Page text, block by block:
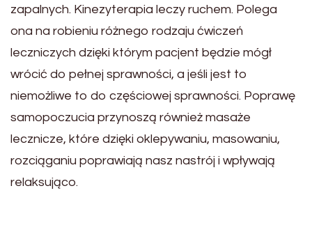
zapalnych. Kinezyterapia leczy ruchem. Polega
ona na robieniu różnego rodzaju ćwiczeń
leczniczych dzięki którym pacjent będzie mógł
wrócić do pełnej sprawności, a jeśli jest to
niemożliwe to do częściowej sprawności. Poprawę
samopoczucia przynoszą również masaże
lecznicze, które dzięki oklepywaniu, masowaniu,
rozciąganiu poprawiają nasz nastrój i wpływają
relaksująco.